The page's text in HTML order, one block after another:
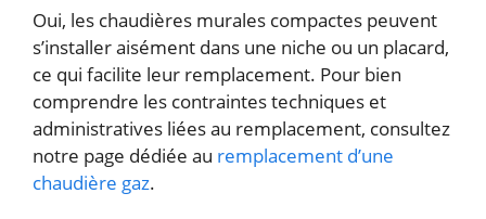
Oui, les chaudières murales compactes peuvent
s’installer aisément dans une niche ou un placard,
ce qui facilite leur remplacement. Pour bien
comprendre les contraintes techniques et
administratives liées au remplacement, consultez
notre page dédiée au remplacement d’une
chaudière gaz.